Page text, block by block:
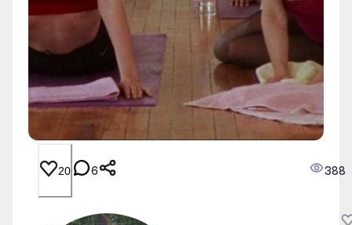
20 6 388